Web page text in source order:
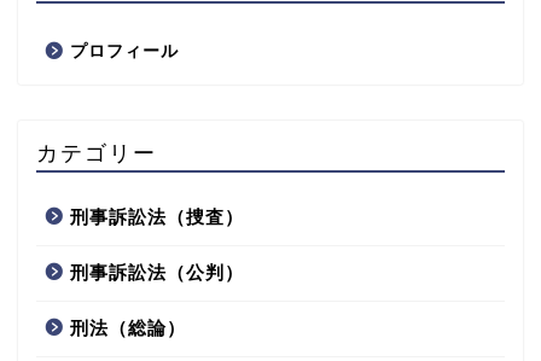
プロフィール
カテゴリー
刑事訴訟法（捜査）
刑事訴訟法（公判）
刑法（総論）